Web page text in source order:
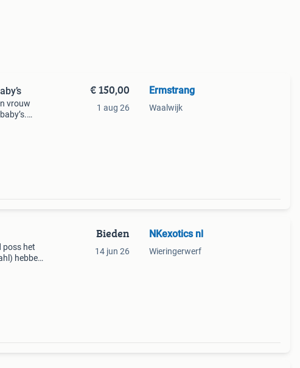
vrouw
€ 150,00
1 aug 26
Ermstrang
Waalwijk
poss het
hebben
Bieden
14 jun 26
NKexotics nl
Wieringerwerf